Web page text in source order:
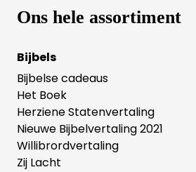
Ons hele assortiment
Bijbels
Bijbelse cadeaus
Het Boek
Herziene Statenvertaling
Nieuwe Bijbelvertaling 2021
Willibrordvertaling
Zij Lacht